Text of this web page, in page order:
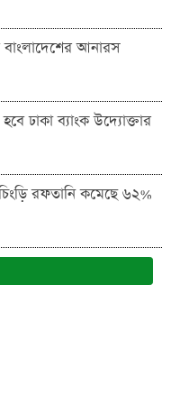
বাংলাদেশের আনারস
হবে ঢাকা ব্যাংক উদ্যোক্তার
রফতানি কমেছে ৬২%